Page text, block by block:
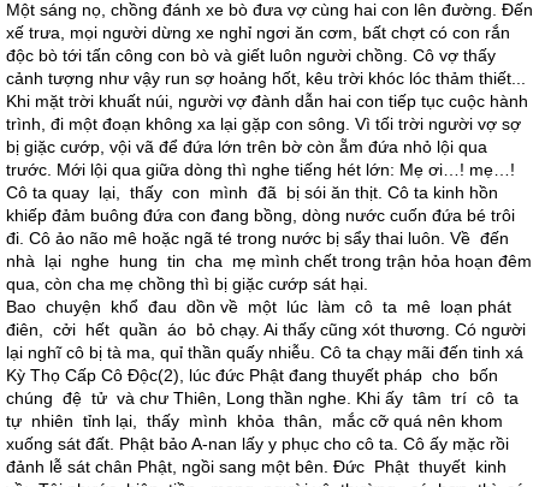
Một sáng nọ, chồng đánh xe bò đưa vợ cùng hai con lên đường. Đến
xế trưa, mọi người dừng xe nghỉ ngơi ăn cơm, bất chợt có con rắn
độc bò tới tấn công con bò và giết luôn người chồng. Cô vợ thấy
cảnh tượng như vậy run sợ hoảng hốt, kêu trời khóc lóc thảm thiết...
Khi mặt trời khuất núi, người vợ đành dẫn hai con tiếp tục cuộc hành
trình, đi một đoạn không xa lại gặp con sông. Vì tối trời người vợ sợ
bị giặc cướp, vội vã để đứa lớn trên bờ còn ẵm đứa nhỏ lội qua
trước. Mới lội qua giữa dòng thì nghe tiếng hét lớn: Mẹ ơi…! mẹ…!
Cô ta quay lại, thấy con mình đã bị sói ăn thịt. Cô ta kinh hồn
khiếp đảm buông đứa con đang bồng, dòng nước cuốn đứa bé trôi
đi. Cô ảo não mê hoặc ngã té trong nước bị sẩy thai luôn. Về đến
nhà lại nghe hung tin cha mẹ mình chết trong trận hỏa hoạn đêm
qua, còn cha mẹ chồng thì bị giặc cướp sát hại.
Bao chuyện khổ đau dồn về một lúc làm cô ta mê loạn phát
điên, cởi hết quần áo bỏ chạy. Ai thấy cũng xót thương. Có người
lại nghĩ cô bị tà ma, quỉ thần quấy nhiễu. Cô ta chạy mãi đến tinh xá
Kỳ Thọ Cấp Cô Độc(2), lúc đức Phật đang thuyết pháp cho bốn
chúng đệ tử và chư Thiên, Long thần nghe. Khi ấy tâm trí cô ta
tự nhiên tỉnh lại, thấy mình khỏa thân, mắc cỡ quá nên khom
xuống sát đất. Phật bảo A-nan lấy y phục cho cô ta. Cô ấy mặc rồi
đảnh lễ sát chân Phật, ngồi sang một bên. Đức Phật thuyết kinh